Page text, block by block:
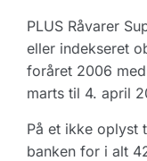
PLUS Råvarer
eller indekseret
foråret 2006
marts til 4. april
På et ikke oplyst
banken for i alt